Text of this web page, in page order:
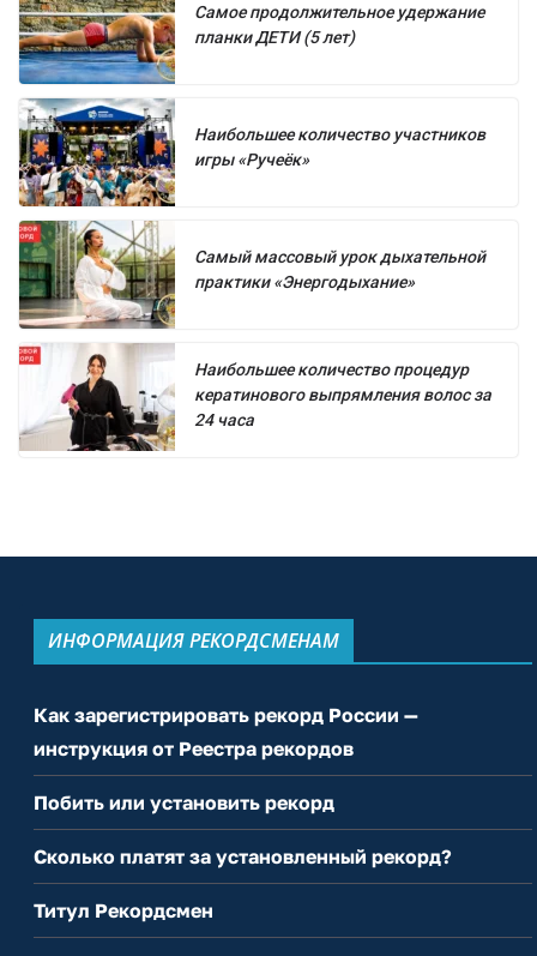
Самое продолжительное удержание
планки ДЕТИ (5 лет)
Наибольшее количество участников
игры «Ручеёк»
Самый массовый урок дыхательной
практики «Энергодыхание»
Наибольшее количество процедур
кератинового выпрямления волос за
24 часа
ИНФОРМАЦИЯ РЕКОРДСМЕНАМ
Как зарегистрировать рекорд России —
инструкция от Реестра рекордов
Побить или установить рекорд
Сколько платят за установленный рекорд?
Титул Рекордсмен